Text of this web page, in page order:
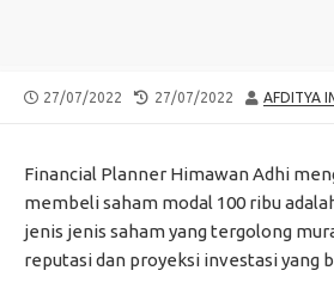
PUBLISHED
27/07/2022
LAST
27/07/2022 AUTHOR
AFDITYA
Financial Planner Himawan Adhi
membeli saham modal 100 ribu
jenis jenis saham yang tergolong
reputasi dan proyeksi investasi yang